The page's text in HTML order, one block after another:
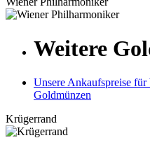
Weitere
Unsere Ankaufspreise
Goldmünzen
Krügerrand